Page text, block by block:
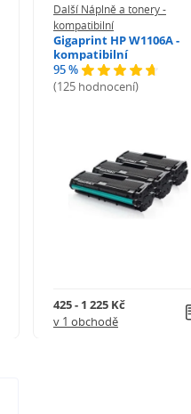
Další Náplně a tonery -
kompatibilní
Gigaprint HP W1106A -
kompatibilní
95 %
(125 hodnocení)
425 - 1 225 Kč
v 1 obchodě